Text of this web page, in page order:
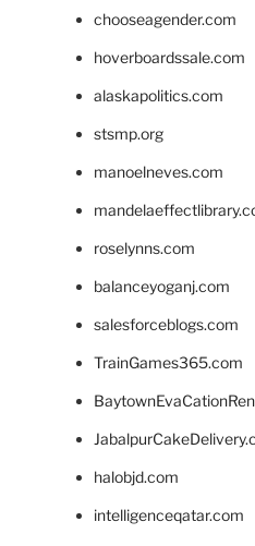
chooseagender.com
hoverboardssale.com
alaskapolitics.com
stsmp.org
manoelneves.com
roselynns.com
balanceyoganj.com
salesforceblogs.com
TrainGames365.com
halobjd.com
intelligenceqatar.com